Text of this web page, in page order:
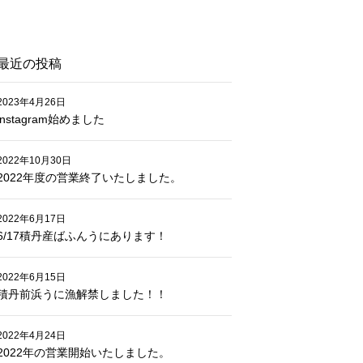
近の投稿
始めました
年4月26日
年度の営業終了いたしました。
年10月30日
17積丹産ばふんうにあります！
年6月17日
丹前浜うに漁解禁しました！！
年6月15日
年の営業開始いたしました。
年4月24日